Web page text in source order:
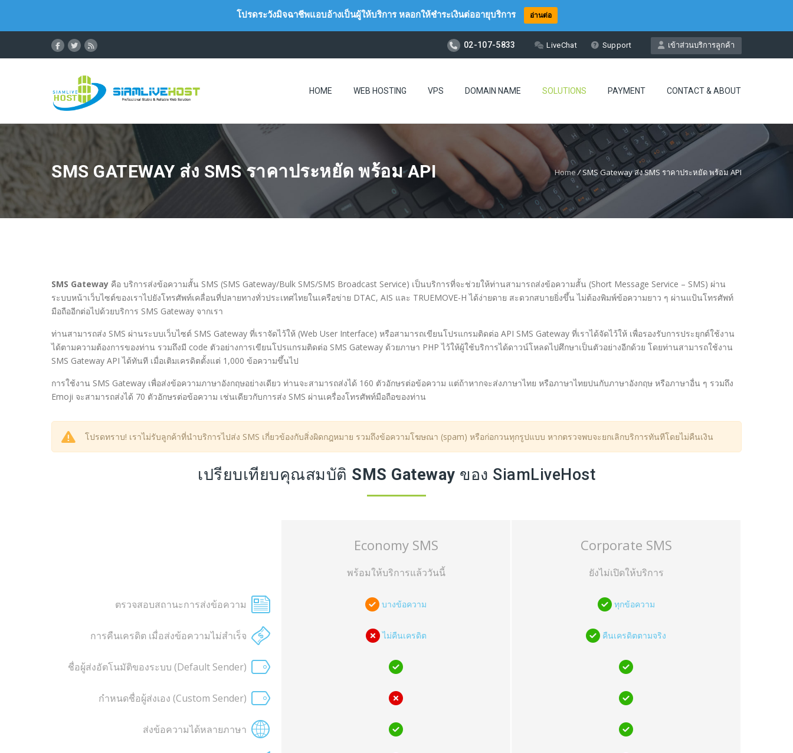
เข้าส่วนบริการลูกค้า
02-107-5833 LiveChat Support
HOME WEB HOSTING VPS DOMAIN NAME SOLUTIONS PAYMENT CONTACT & ABOUT
SMS GATEWAY ส่ง SMS ราคาประหยัด พร้อม API Home / SMS Gateway ส่ง SMS ราคาประหยัด พร้อม API
SMS Gateway คือ บริการส่งข้อความสั้น SMS (SMS Gateway/Bulk SMS/SMS Broadcast Service) เป็นบริการที่จะช่วยให้ท่านสามารถส่งข้อความสั้น (Short Message Service – SMS) ผ่าน
ระบบหน้าเว็บไซต์ของเราไปยังโทรศัพท์เคลื่อนที่ปลายทางทั่วประเทศไทยในเครือข่าย DTAC, AIS และ TRUEMOVE-H ได้ง่ายดาย สะดวกสบายยิ่งขึ้น ไม่ต้องพิมพ์ข้อความยาว ๆ ผ่านแป้นโทรศัพท์
มือถืออีกต่อไปด้วยบริการ SMS Gateway จากเรา
ท่านสามารถส่ง SMS ผ่านระบบเว็บไซต์ SMS Gateway ที่เราจัดไว้ให้ (Web User Interface) หรือสามารถเขียนโปรแกรมติดต่อ API SMS Gateway ที่เราได้จัดไว้ให้ เพื่อรองรับการประยุกต์ใช้งาน
ได้ตามความต้องการของท่าน รวมถึงมี code ตัวอย่างการเขียนโปรแกรมติดต่อ SMS Gateway ด้วยภาษา PHP ไว้ให้ผู้ใช้บริการได้ดาวน์โหลดไปศึกษาเป็นตัวอย่างอีกด้วย โดยท่านสามารถใช้งาน
SMS Gateway API ได้ทันที เมื่อเติมเครดิตตั้งแต่ 1,000 ข้อความขึ้นไป
การใช้งาน SMS Gateway เพื่อส่งข้อความภาษาอังกฤษอย่างเดียว ท่านจะสามารถส่งได้ 160 ตัวอักษรต่อข้อความ แต่ถ้าหากจะส่งภาษาไทย หรือภาษาไทยปนกับภาษาอังกฤษ หรือภาษาอื่น ๆ รวมถึง
Emoji จะสามารถส่งได้ 70 ตัวอักษรต่อข้อความ เช่นเดียวกับการส่ง SMS ผ่านเครื่องโทรศัพท์มือถือของท่าน
โปรดทราบ! เราไม่รับลูกค้าที่นำบริการไปส่ง SMS เกี่ยวข้องกับสิ่งผิดกฎหมาย รวมถึงข้อความโฆษณา (spam) หรือก่อกวนทุกรูปแบบ หากตรวจพบจะยกเลิกบริการทันทีโดยไม่คืนเงิน
เปรียบเทียบคุณสมบัติ SMS Gateway ของ SiamLiveHost
ตรวจสอบสถานะการส่งข้อความ
การคืนเครดิต เมื่อส่งข้อความไม่สำเร็จ
ชื่อผู้ส่งอัตโนมัติของระบบ (Default Sender)
กำหนดชื่อผู้ส่งเอง (Custom Sender)
ส่งข้อความได้หลายภาษา
Economy SMS
พร้อมให้บริการแล้ววันนี้
บางข้อความ
ไม่คืนเครดิต
Corporate SMS
ยังไม่เปิดให้บริการ
ทุกข้อความ
คืนเครดิตตามจริง
โปรดระวังมิจฉาชีพแอบอ้างเป็นผู้ให้บริการ หลอกให้ชำระเงินต่ออายุบริการ อ่านต่อ